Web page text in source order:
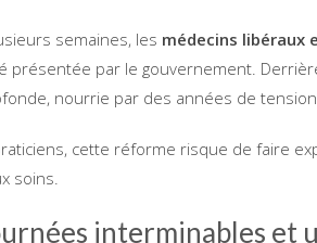
semaines, les médecins libéraux
présentée par le gouvernement.
nourrie par des années de
cette réforme risque de faire
soins.
interminables et